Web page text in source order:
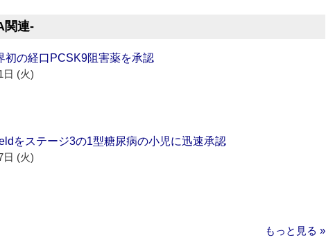
関連‐
初の経口PCSK9阻害薬を承認
日 (火)
をステージ3の1型糖尿病の小児に迅速承認
日 (火)
もっと見る »